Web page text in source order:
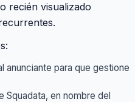
recién visualizado
anunciante para que gestione
Squadata, en nombre del